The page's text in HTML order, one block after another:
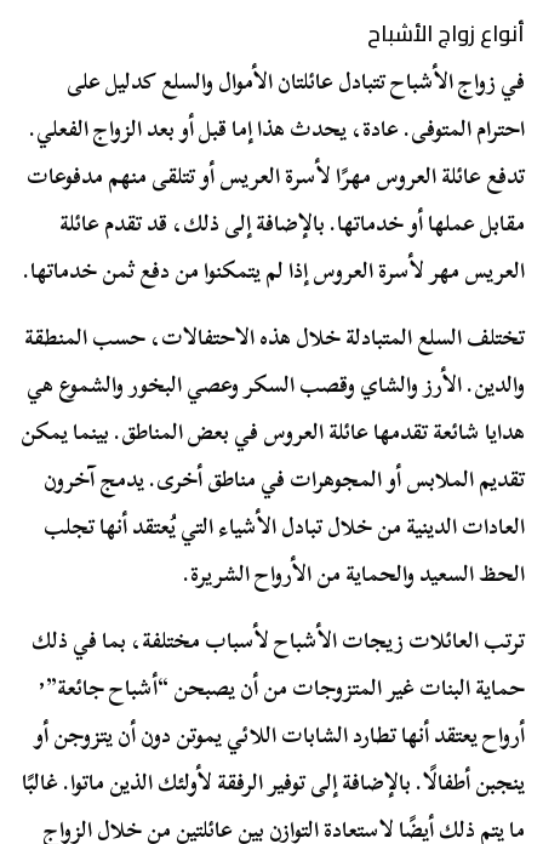
أنواع زواج الأشباح
في زواج الأشباح تتبادل عائلتان الأموال والسلع كدليل على
احترام المتوفى. عادة، يحدث هذا إما قبل أو بعد الزواج الفعلي.
تدفع عائلة العروس مهرًا لأسرة العريس أو تتلقى منهم مدفوعات
مقابل عملها أو خدماتها. بالإضافة إلى ذلك، قد تقدم عائلة
العريس مهر لأسرة العروس إذا لم يتمكنوا من دفع ثمن خدماتها.
تختلف السلع المتبادلة خلال هذه الاحتفالات، حسب المنطقة
والدين. الأرز والشاي وقصب السكر وعصي البخور والشموع هي
هدايا شائعة تقدمها عائلة العروس في بعض المناطق. بينما يمكن
تقديم الملابس أو المجوهرات في مناطق أخرى. يدمج آخرون
العادات الدينية من خلال تبادل الأشياء التي يُعتقد أنها تجلب
الحظ السعيد والحماية من الأرواح الشريرة.
ترتب العائلات زيجات الأشباح لأسباب مختلفة، بما في ذلك
حماية البنات غير المتزوجات من أن يصبحن “أشباح جائعة”٬
أرواح يعتقد أنها تطارد الشابات اللائي يموتن دون أن يتزوجن أو
ينجبن أطفالًا. بالإضافة إلى توفير الرفقة لأولئك الذين ماتوا. غالبًا
ما يتم ذلك أيضًا لاستعادة التوازن بين عائلتين من خلال الزواج